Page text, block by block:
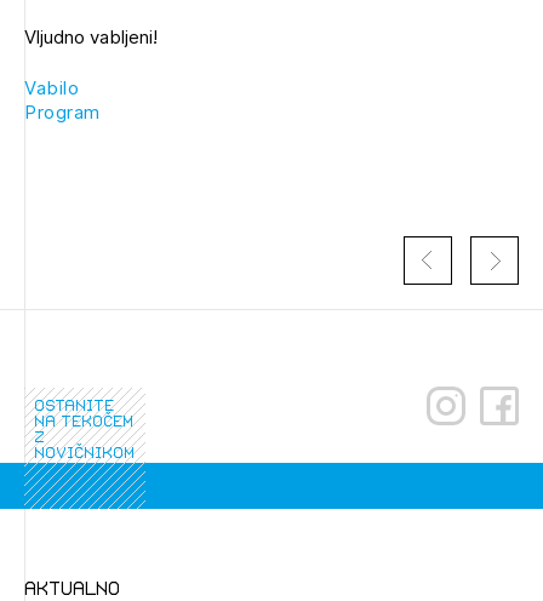
Vljudno vabljeni!
Vabilo
Program
ostanite
na tekočem
z
novičnikom
aktualno